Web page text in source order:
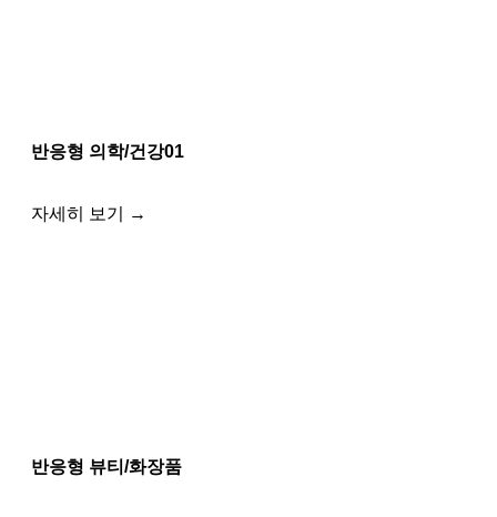
반응형 의학/건강01
자세히 보기 →
반응형 뷰티/화장품